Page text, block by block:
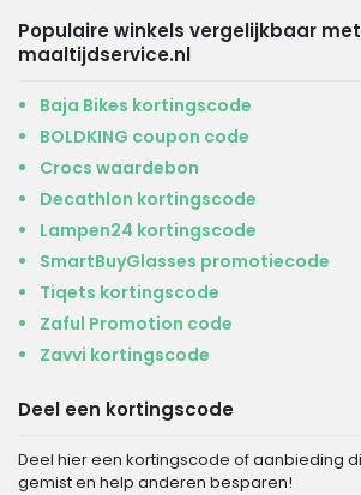
Populaire winkels vergelijkbaar met
maaltijdservice.nl
Baja Bikes kortingscode
BOLDKING coupon code
Crocs waardebon
Decathlon kortingscode
Lampen24 kortingscode
SmartBuyGlasses promotiecode
Tiqets kortingscode
Zaful Promotion code
Zavvi kortingscode
Deel een kortingscode
Deel hier een kortingscode of aanbieding
gemist en help anderen besparen!